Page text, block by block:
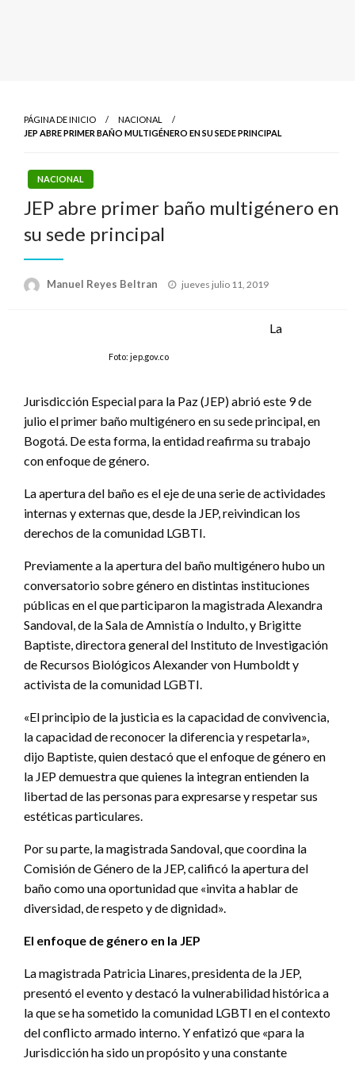
PÁGINA DE INICIO
NACIONAL
JEP ABRE PRIMER BAÑO MULTIGÉNERO EN SU SEDE PRINCIPAL
NACIONAL
JEP abre primer baño multigénero en
su sede principal
Manuel Reyes Beltran
Publicado
jueves julio 11, 2019
Foto: jep.gov.co
La
Jurisdicción Especial para la Paz (JEP) abrió este 9 de
julio el primer baño multigénero en su sede principal, en
Bogotá. De esta forma, la entidad reafirma su trabajo
con enfoque de género.
La apertura del baño es el eje de una serie de actividades
internas y externas que, desde la JEP, reivindican los
derechos de la comunidad LGBTI.
Previamente a la apertura del baño multigénero hubo un
conversatorio sobre género en distintas instituciones
públicas en el que participaron la magistrada Alexandra
Sandoval, de la Sala de Amnistía o Indulto, y Brigitte
Baptiste, directora general del Instituto de Investigación
de Recursos Biológicos Alexander von Humboldt y
activista de la comunidad LGBTI.
«El principio de la justicia es la capacidad de convivencia,
la capacidad de reconocer la diferencia y respetarla»,
dijo Baptiste, quien destacó que el enfoque de género en
la JEP demuestra que quienes la integran entienden la
libertad de las personas para expresarse y respetar sus
estéticas particulares.
Por su parte, la magistrada Sandoval, que coordina la
Comisión de Género de la JEP, calificó la apertura del
baño como una oportunidad que «invita a hablar de
diversidad, de respeto y de dignidad».
El enfoque de género en la JEP
La magistrada Patricia Linares, presidenta de la JEP,
presentó el evento y destacó la vulnerabilidad histórica a
la que se ha sometido la comunidad LGBTI en el contexto
del conflicto armado interno. Y enfatizó que «para la
Jurisdicción ha sido un propósito y una constante